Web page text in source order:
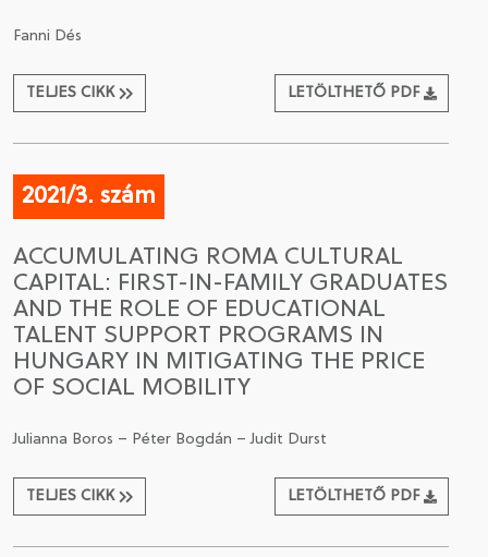
Fanni Dés
TELJES CIKK LETÖLTHETŐ PDF
2021/3. szám
ACCUMULATING ROMA CULTURAL
CAPITAL: FIRST-IN-FAMILY GRADUATES
AND THE ROLE OF EDUCATIONAL
TALENT SUPPORT PROGRAMS IN
HUNGARY IN MITIGATING THE PRICE
OF SOCIAL MOBILITY
Julianna Boros – Péter Bogdán – Judit Durst
TELJES CIKK LETÖLTHETŐ PDF